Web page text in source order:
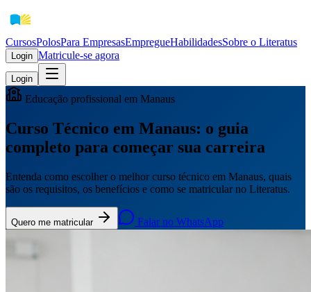
CursosPolosPara EmpresasEmpregueHabilidadesSobre o Literatus
Login Matricule-se agora
Login
Educação profissional em Manaus
Curso Técnico em Manaus: o guia
completo para começar sua carreira
Entenda como escolher o melhor curso técnico em Manaus, quais
são os requisitos, os benefícios e como se matricular no Literatus.
Quero me matricular Falar no WhatsApp